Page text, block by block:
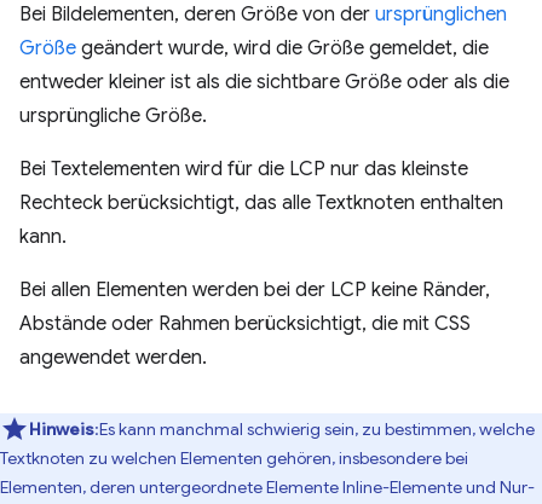
Bei Bildelementen, deren Größe von der ursprünglichen
Größe geändert wurde, wird die Größe gemeldet, die
entweder kleiner ist als die sichtbare Größe oder als die
ursprüngliche Größe.
Bei Textelementen wird für die LCP nur das kleinste
Rechteck berücksichtigt, das alle Textknoten enthalten
kann.
Bei allen Elementen werden bei der LCP keine Ränder,
Abstände oder Rahmen berücksichtigt, die mit CSS
angewendet werden.
Hinweis:Es kann manchmal schwierig sein, zu bestimmen, welche
Textknoten zu welchen Elementen gehören, insbesondere bei
Elementen, deren untergeordnete Elemente Inline-Elemente und Nur-